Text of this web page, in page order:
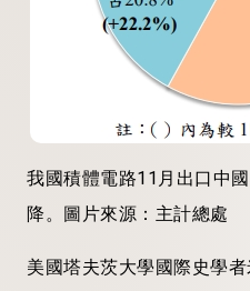
我國積體電路11月出口中
降。圖片來源：主計總處
美國塔夫茨大學國際史學